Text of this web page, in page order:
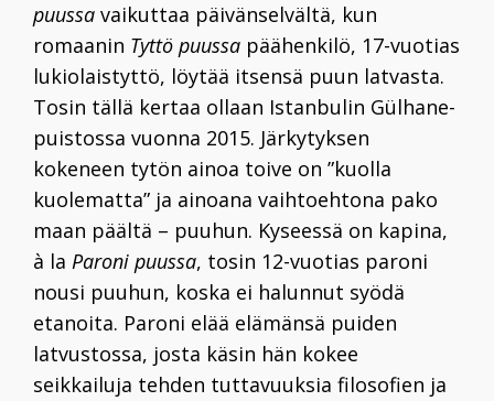
puussa vaikuttaa päivänselvältä, kun
romaanin Tyttö puussa päähenkilö, 17-vuotias
lukiolaistyttö, löytää itsensä puun latvasta.
Tosin tällä kertaa ollaan Istanbulin Gülhane-
puistossa vuonna 2015. Järkytyksen
kokeneen tytön ainoa toive on ”kuolla
kuolematta” ja ainoana vaihtoehtona pako
maan päältä – puuhun. Kyseessä on kapina,
à la Paroni puussa, tosin 12-vuotias paroni
nousi puuhun, koska ei halunnut syödä
etanoita. Paroni elää elämänsä puiden
latvustossa, josta käsin hän kokee
seikkailuja tehden tuttavuuksia filosofien ja